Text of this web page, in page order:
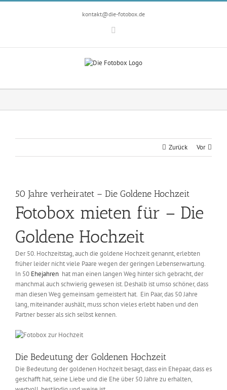
Zum
kontakt@die-fotobox.de
Zurück Vor
50 Jahre verheiratet – Die Goldene Hochzeit
Fotobox mieten für – Die
Goldene Hochzeit
Der 50. Hochzeitstag, auch die goldene Hochzeit genannt, erlebten
früher leider nicht viele Paare wegen der geringen Lebenserwartung.
In 50 Ehejahren hat man einen langen Weg hinter sich gebracht, der
manchmal auch schwierig gewesen ist. Deshalb ist umso schöner, dass
man diesen Weg gemeinsam gemeistert hat. Ein Paar, das 50 Jahre
lang, miteinander aushält, muss schon vieles erlebt haben und den
Partner besser als sich selbst kennen.
Die Bedeutung der Goldenen Hochzeit
Die Bedeutung der goldenen Hochzeit besagt, dass ein Ehepaar, dass es
geschafft hat, seine Liebe und die Ehe über 50 Jahre zu erhalten,